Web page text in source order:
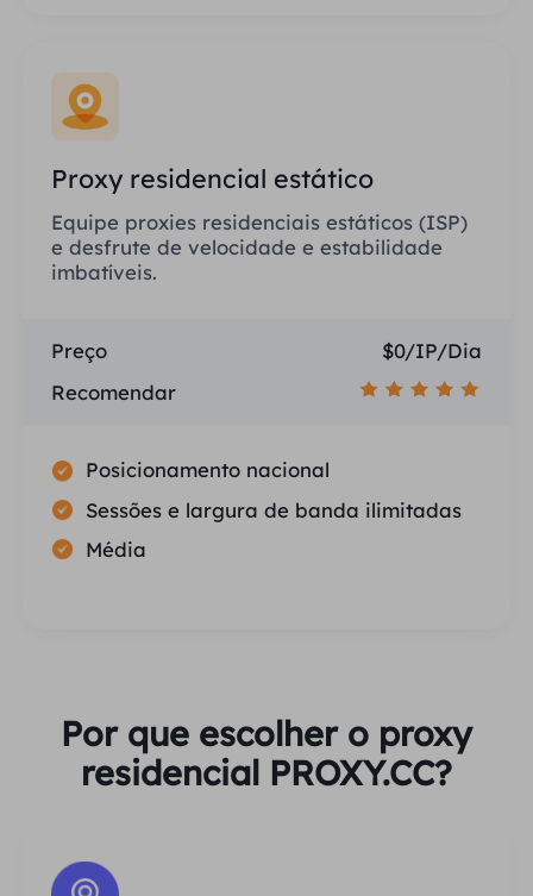
Proxy residencial estático
Equipe proxies residenciais estáticos (ISP)
e desfrute de velocidade e estabilidade
imbatíveis.
Preço
$0/IP/Dia
Recomendar
Posicionamento nacional
Sessões e largura de banda ilimitadas
Média
Por que escolher o proxy
residencial PROXY.CC?